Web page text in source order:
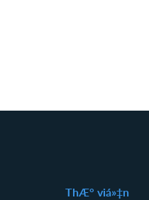
ThÆ° viá»‡n